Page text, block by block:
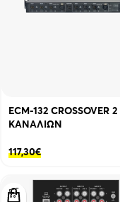
ECM-132 CROSSOVER 2
ΚΑΝΑΛΙΩΝ
117,30€